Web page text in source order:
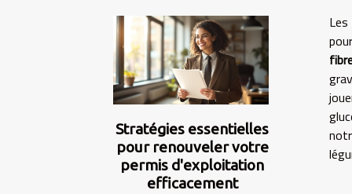
Stratégies essentielles
pour renouveler votre
permis d'exploitation
efficacement
Les